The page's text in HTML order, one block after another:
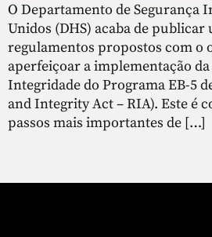
O Departamento de Segurança
Unidos (DHS) acaba de
regulamentos propostos com o
aperfeiçoar a implementação
Integridade do Programa EB-5
and Integrity Act – RIA). Este é
passos mais importantes de […]